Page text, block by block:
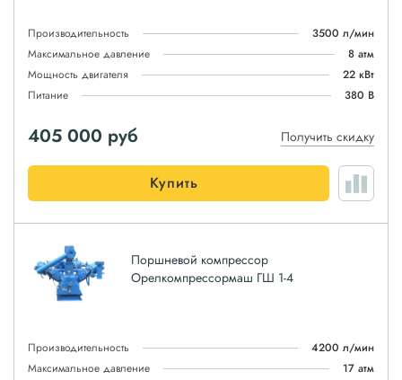
Производительность
3500 л/мин
Максимальное давление
8 атм
Мощность двигателя
22 кВт
Питание
380 В
405 000 руб Получить скидку
Купить
Поршневой компрессор
Орелкомпрессормаш ГШ 1-4
Производительность
4200 л/мин
Максимальное давление
17 атм